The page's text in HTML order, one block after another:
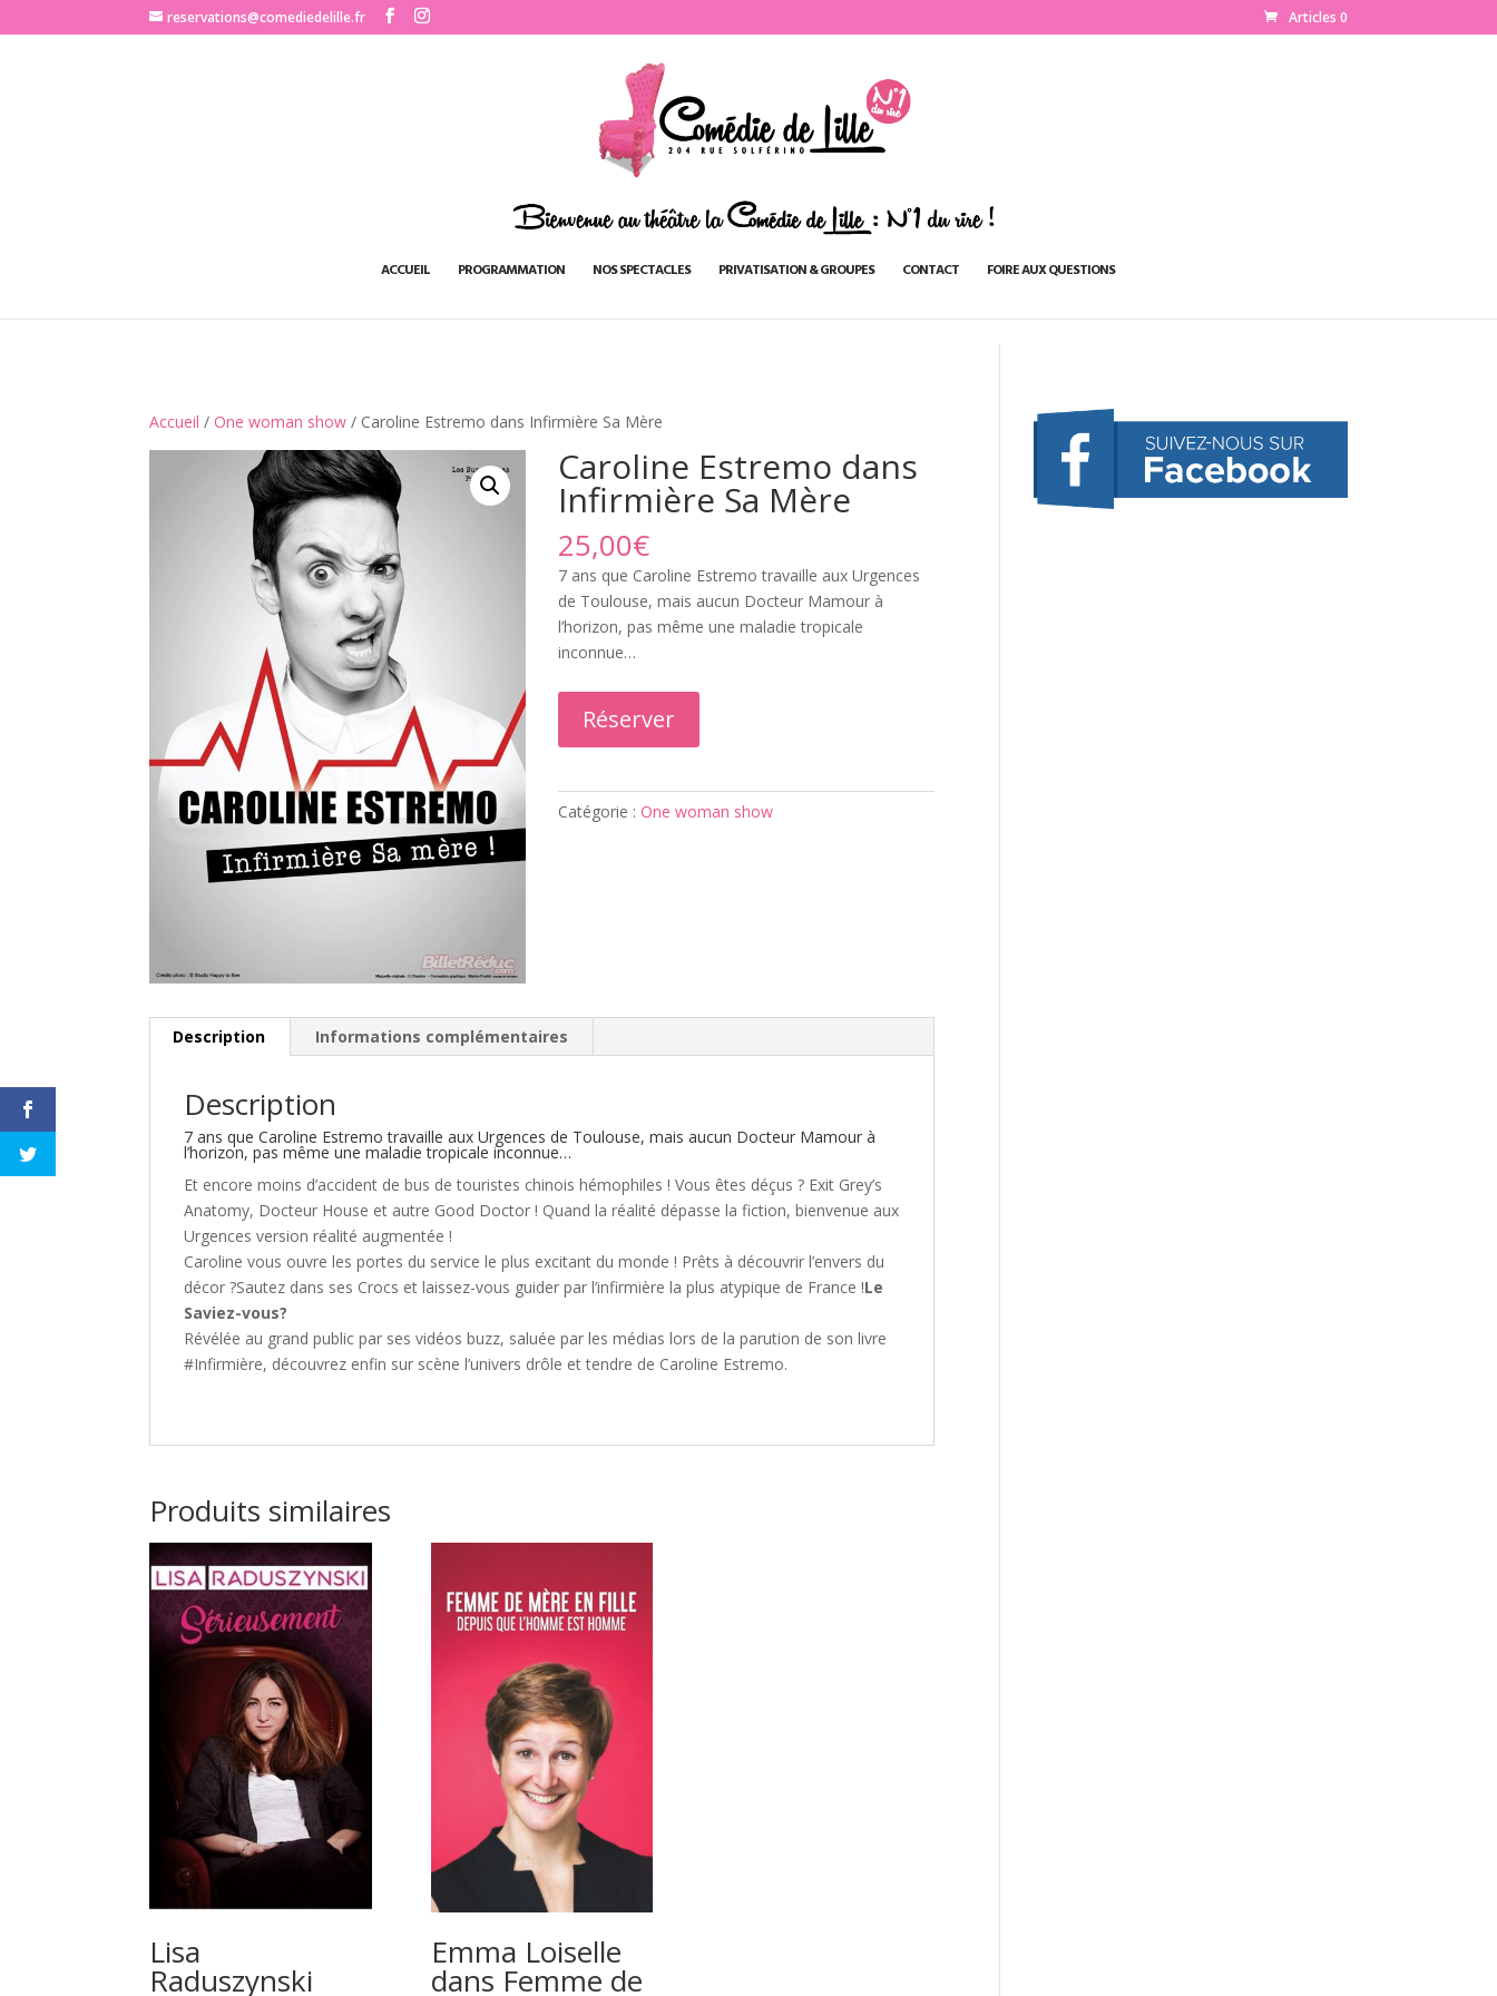
http://www.comediedelille.frreservations@comediedelille.fr Articles 0
ACCUEIL PROGRAMMATION NOS SPECTACLES PRIVATISATION & GROUPES CONTACT FOIRE AUX QUESTIONS
Accueil /One woman show / Caroline Estremo dans Infirmière Sa Mère
Caroline Estremo dans
Infirmière Sa Mère
25,00€
7 ans que Caroline Estremo travaille aux Urgences
de Toulouse, mais aucun Docteur Mamour à
l’horizon, pas même une maladie tropicale
inconnue…
Réserver
Catégorie : One woman show
Description Informations complémentaires
Description
7 ans que Caroline Estremo travaille aux Urgences de Toulouse, mais aucun Docteur Mamour à
l’horizon, pas même une maladie tropicale inconnue…
Et encore moins d’accident de bus de touristes chinois hémophiles ! Vous êtes déçus ? Exit Grey’s
Anatomy, Docteur House et autre Good Doctor ! Quand la réalité dépasse la fiction, bienvenue aux
Urgences version réalité augmentée !
Caroline vous ouvre les portes du service le plus excitant du monde ! Prêts à découvrir l’envers du
décor ?Sautez dans ses Crocs et laissez-vous guider par l’infirmière la plus atypique de France !Le
Saviez-vous?
Révélée au grand public par ses vidéos buzz, saluée par les médias lors de la parution de son livre
#Infirmière, découvrez enfin sur scène l’univers drôle et tendre de Caroline Estremo.
Produits similaires
Lisa
Raduszynski
Emma Loiselle
dans Femme de